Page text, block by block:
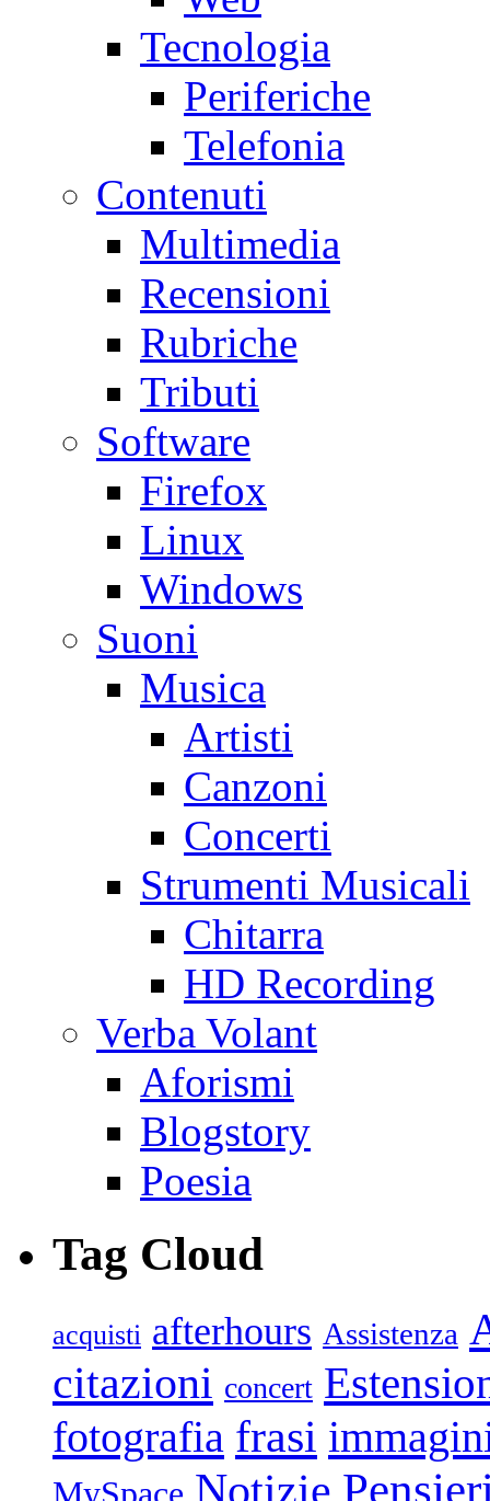
Tecnologia
Periferiche
Telefonia
Contenuti
Multimedia
Recensioni
Rubriche
Tributi
Software
Firefox
Linux
Windows
Suoni
Musica
Artisti
Canzoni
Concerti
Strumenti Musicali
Chitarra
HD Recording
Verba Volant
Aforismi
Blogstory
Poesia
Tag Cloud
acquisti afterhours Assistenza
citazioni concert
fotografia frasi
Notizie